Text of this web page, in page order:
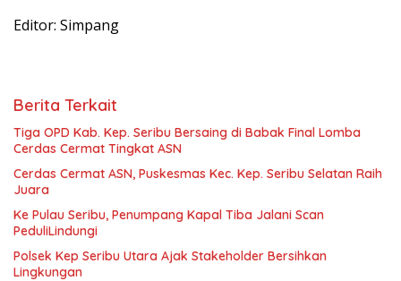
Editor: Simpang
Berita Terkait
Tiga OPD Kab. Kep. Seribu Bersaing di Babak Final Lomba
Cerdas Cermat Tingkat ASN
Cerdas Cermat ASN, Puskesmas Kec. Kep. Seribu Selatan Raih
Juara
Ke Pulau Seribu, Penumpang Kapal Tiba Jalani Scan
PeduliLindungi
Polsek Kep Seribu Utara Ajak Stakeholder Bersihkan
Lingkungan